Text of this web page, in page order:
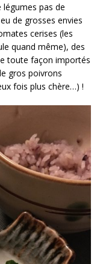
légumes pas de
de grosses envies
cerises (les
quand même), des
toute façon importés
gros poivrons
fois plus chère…) !